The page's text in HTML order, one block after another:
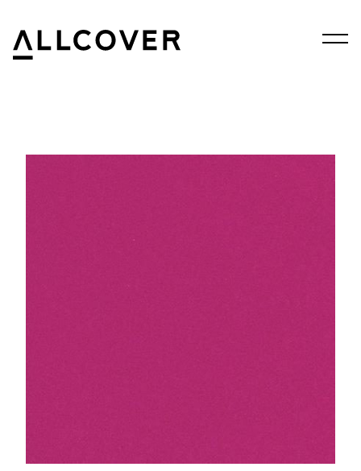
Menu